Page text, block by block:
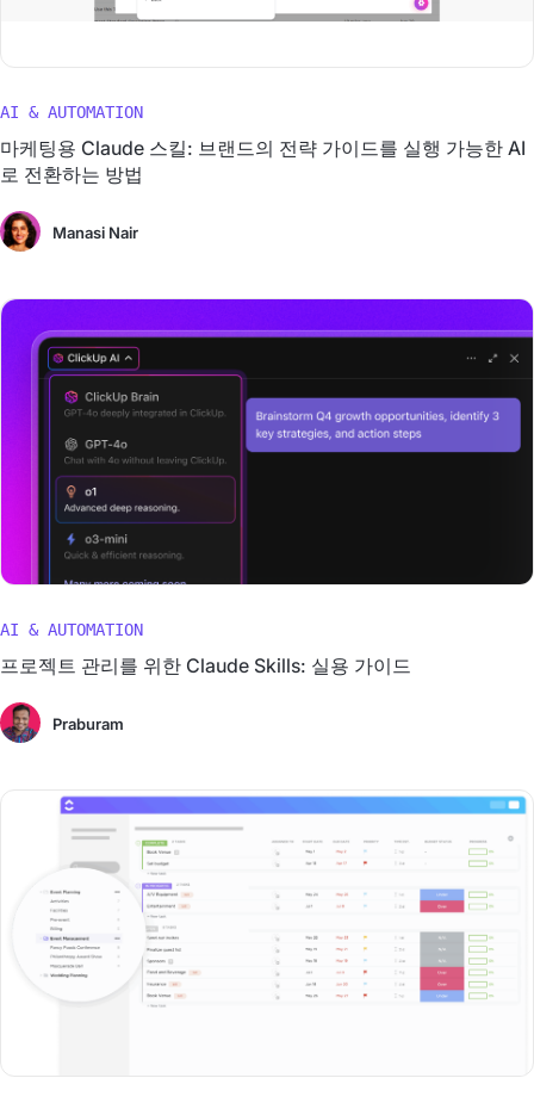
AI & AUTOMATION
마케팅용 Claude 스킬: 브랜드의 전략 가이드를 실행 가능한 AI
로 전환하는 방법
Manasi Nair
AI & AUTOMATION
프로젝트 관리를 위한 Claude Skills: 실용 가이드
Praburam